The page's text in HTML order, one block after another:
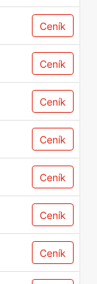
Ceník
Ceník
Ceník
Ceník
Ceník
Ceník
Ceník